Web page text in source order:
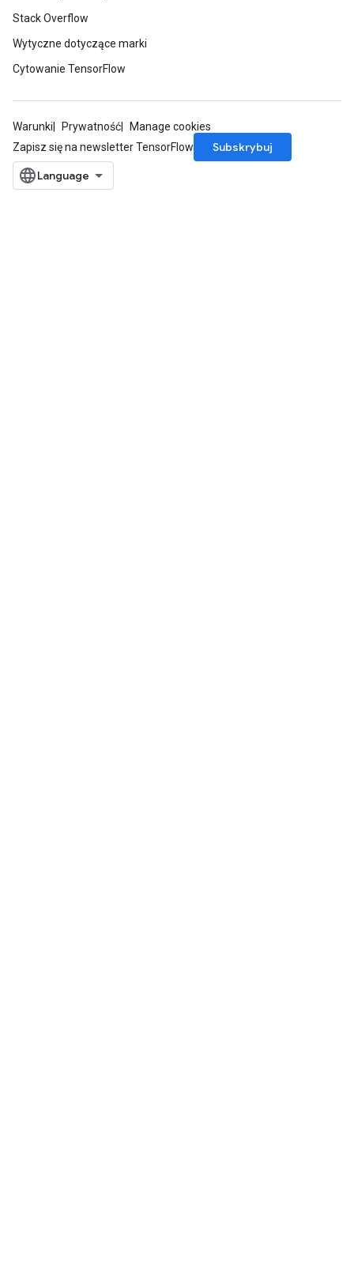
Stack Overflow
Wytyczne dotyczące marki
Cytowanie TensorFlow
Warunki Prywatność
Manage cookies
Zapisz się na newsletter TensorFlow
Subskrybuj